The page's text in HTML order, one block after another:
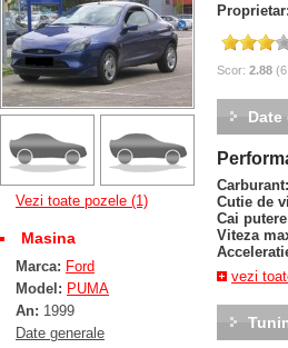
Vezi toate pozele (1)
Masina
Marca: Ford
Model: PUMA
An: 1999
Date generale
Proprietar:
Scor: 2.88
Date
Carburant:
Cutie de
Cai
Viteza
vezi